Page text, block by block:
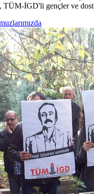
İGD'li gençler ve